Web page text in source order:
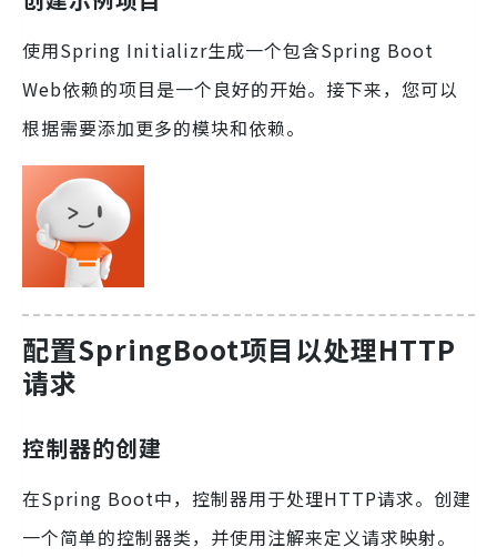
使用Spring Initializr生成一个包含Spring Boot
Web依赖的项目是一个良好的开始。接下来，您可以
根据需要添加更多的模块和依赖。
配置SpringBoot项目以处理HTTP
请求
控制器的创建
在Spring Boot中，控制器用于处理HTTP请求。创建
一个简单的控制器类，并使用注解来定义请求映射。